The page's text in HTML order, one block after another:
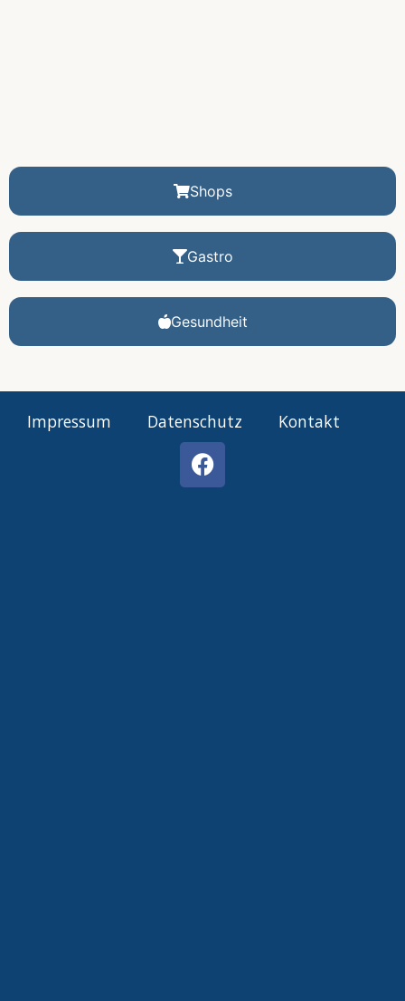
Shops
Gastro
Gesundheit
Impressum Datenschutz Kontakt